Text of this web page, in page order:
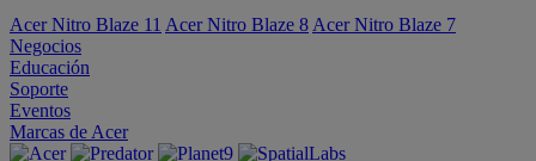
Acer Nitro Blaze 11 Acer Nitro Blaze 8 Acer Nitro Blaze 7
Negocios
Educación
Soporte
Eventos
Marcas de Acer